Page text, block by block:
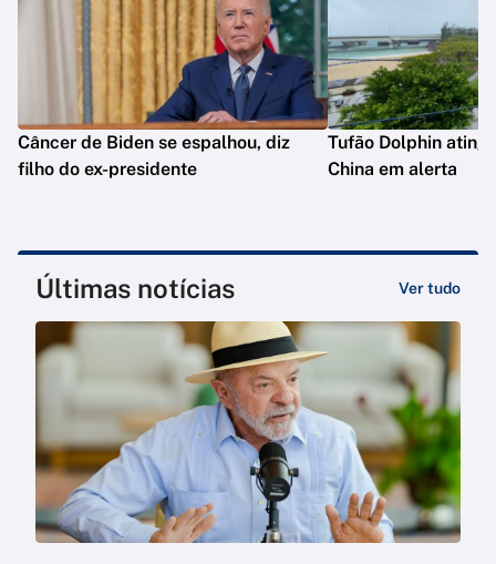
Câncer de Biden se espalhou, diz
filho do ex-presidente
Tufão Dolphin
China em alerta
Últimas notícias Ver tudo